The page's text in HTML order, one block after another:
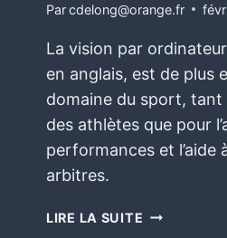
Parcdelong@orange.fr
La vision par
en anglais, est de plus
domaine du sport, tant
des athlètes que pour
performances et l’aide
arbitres.
LIRE LA SUITE